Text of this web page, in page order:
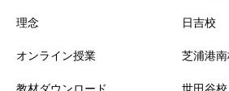
理念
オンライン授業
教材ダウンロード
日吉校
芝浦港南
世田谷校